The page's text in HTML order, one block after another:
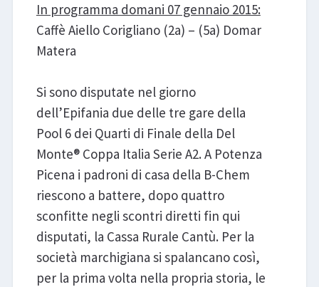
In programma domani 07 gennaio 2015:
Caffè Aiello Corigliano (2a) – (5a) Domar
Matera
Si sono disputate nel giorno
dell’Epifania due delle tre gare della
Pool 6 dei Quarti di Finale della Del
Monte® Coppa Italia Serie A2. A Potenza
Picena i padroni di casa della B-Chem
riescono a battere, dopo quattro
sconfitte negli scontri diretti fin qui
disputati, la Cassa Rurale Cantù. Per la
società marchigiana si spalancano così,
per la prima volta nella propria storia, le